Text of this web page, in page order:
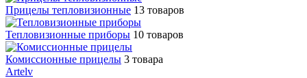
Прицелы тепловизионные 13 товаров
Тепловизионные приборы 10 товаров
Комиссионные прицелы 3 товара
Artelv